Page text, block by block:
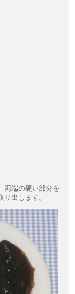
両端の硬い部分を
出します。